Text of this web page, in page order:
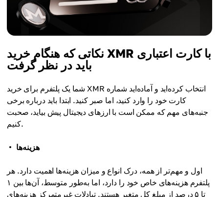
نکاتی که هنگام خرید XMR با کارت اعتباری
باید در نظر گرفت
شما یک پلتفرم برای خرید XMR انتخاب کرده‌اید و آماده‌اید شماره
کارت خود را وارد کنید، اما صبر کنید. ابتدا باید درباره برخی
جنبه‌های مهم که ممکن است با ارزهای دیجیتال پیش بیاید، صحبت
کنیم.
هزینه‌ها
اول و مهم‌تر از همه، درک انواع و میزان هزینه‌ها اهمیت دارد. هر
پلتفرم هزینه‌های خاص خود را دارد، اما به‌طور متوسط، آن‌ها بین ۱
تا ۵ درصد از مبلغ کل متغیر هستند. تبادلات غیرمتمرکز هزینه‌های